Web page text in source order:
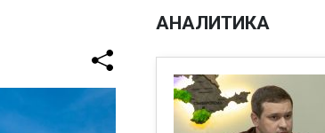
АНАЛИТИКА